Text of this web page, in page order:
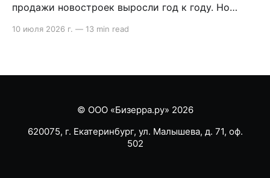
продажи новостроек выросли год к году. Но
меньше, сделка стала длиннее, а главный риск
девелопера. Содержание * Методология кратко:
10 июля 2026 г. — 13 min read
© ООО «Бизерра.ру» 2026
620075, г. Екатеринбург, ул. Малышева, д. 71, оф.
502